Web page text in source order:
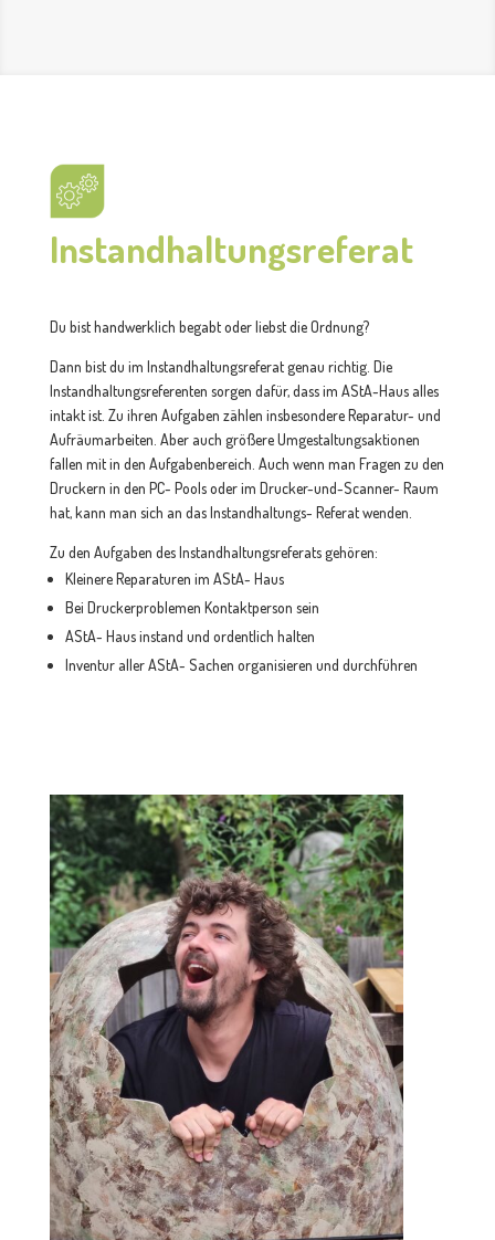
Instandhaltungsreferat
Du bist handwerklich begabt oder liebst die Ordnung?
Dann bist du im Instandhaltungsreferat genau richtig. Die
Instandhaltungsreferenten sorgen dafür, dass im AStA-Haus alles
intakt ist. Zu ihren Aufgaben zählen insbesondere Reparatur- und
Aufräumarbeiten. Aber auch größere Umgestaltungsaktionen
fallen mit in den Aufgabenbereich. Auch wenn man Fragen zu den
Druckern in den PC- Pools oder im Drucker-und-Scanner- Raum
hat, kann man sich an das Instandhaltungs- Referat wenden.
Zu den Aufgaben des Instandhaltungsreferats gehören:
Kleinere Reparaturen im AStA- Haus
Bei Druckerproblemen Kontaktperson sein
AStA- Haus instand und ordentlich halten
Inventur aller AStA- Sachen organisieren und durchführen